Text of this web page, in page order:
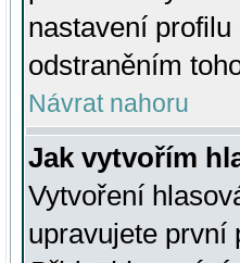
nastavení
odstraněním
Návrat nahoru
Jak vytvořím
Vytvoření
upravujete první